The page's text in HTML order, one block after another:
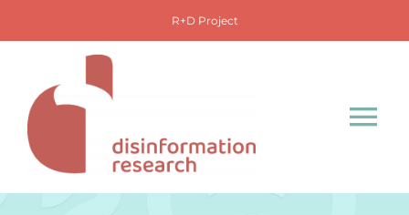
R+D Project
Inicio